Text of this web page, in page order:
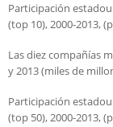
Participación
(top 10), 2000-2013,
Las diez compañías
y 2013 (miles de
Participación
(top 50), 2000-2013,